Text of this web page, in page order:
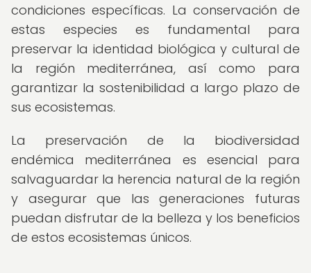
condiciones específicas. La conservación de
estas especies es fundamental para
preservar la identidad biológica y cultural de
la región mediterránea, así como para
garantizar la sostenibilidad a largo plazo de
sus ecosistemas.
La preservación de la biodiversidad
endémica mediterránea es esencial para
salvaguardar la herencia natural de la región
y asegurar que las generaciones futuras
puedan disfrutar de la belleza y los beneficios
de estos ecosistemas únicos.